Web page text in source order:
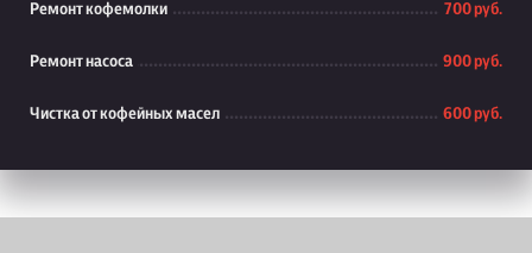
Ремонт кофемолки 700 руб.
Ремонт насоса 900 руб.
Чистка от кофейных масел 600 руб.